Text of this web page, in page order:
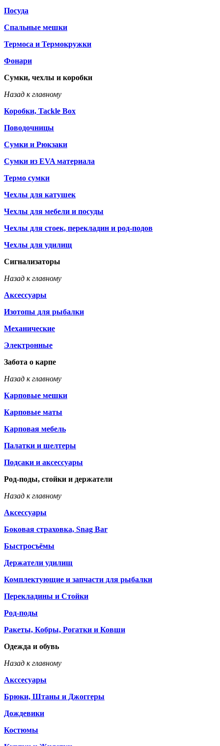
Посуда
Спальные мешки
Термоса и Термокружки
Фонари
Сумки, чехлы и коробки
Назад к главному
Коробки, Tackle Box
Поводочницы
Сумки и Рюкзаки
Сумки из EVA материала
Термо сумки
Чехлы для катушек
Чехлы для мебели и посуды
Чехлы для стоек, перекладин и род-подов
Чехлы для удилищ
Сигнализаторы
Назад к главному
Аксессуары
Изотопы для рыбалки
Механические
Электронные
Забота о карпе
Назад к главному
Карповые мешки
Карповые маты
Карповая мебель
Палатки и шелтеры
Подсаки и аксессуары
Род-поды, стойки и держатели
Назад к главному
Аксессуары
Боковая страховка, Snag Bar
Быстросъёмы
Держатели удилищ
Комплектующие и запчасти для рыбалки
Перекладины и Стойки
Род-поды
Ракеты, Кобры, Рогатки и Ковши
Одежда и обувь
Назад к главному
Акссесуары
Брюки, Штаны и Джоггеры
Дождевики
Костюмы